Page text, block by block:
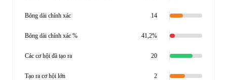
Bóng dài chính xác 14
Bóng dài chính xác % 41,2%
Các cơ hội đã tạo ra 20
Tạo ra cơ hội lớn 2